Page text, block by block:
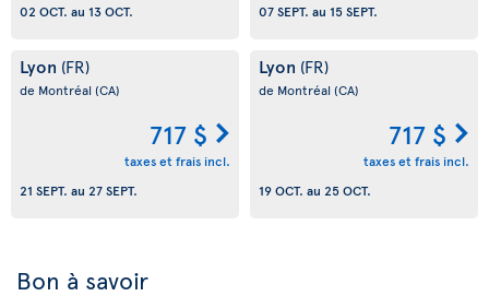
02 OCT. au 13 OCT.
07 SEPT. au 15 SEPT.
Lyon (FR)
de Montréal (CA)
717 $
taxes et frais incl.
21 SEPT. au 27 SEPT.
Lyon (FR)
de Montréal (CA)
717 $
taxes et frais incl.
19 OCT. au 25 OCT.
Bon à savoir